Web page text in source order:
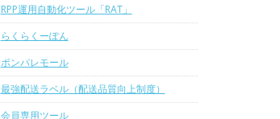
RPP運用自動化ツール「RAT」
らくらくーぽん
ポンパレモール
最強配送ラベル（配送品質向上制度）
会員専用ツール